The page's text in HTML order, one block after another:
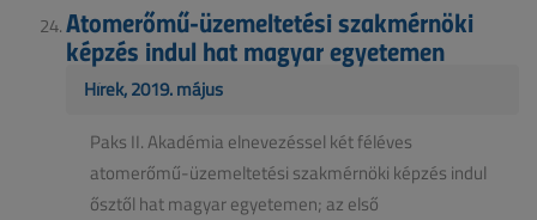
Atomerőmű-üzemeltetési szakmérnöki
képzés indul hat magyar egyetemen
Hírek, 2019. május
Paks II. Akadémia elnevezéssel két féléves
atomerőmű-üzemeltetési szakmérnöki képzés indul
ősztől hat magyar egyetemen; az első